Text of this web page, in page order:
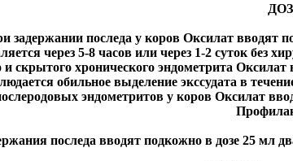
задержании последа у коров Оксилат вводят
через 5-8 часов или через 1-2 суток без
и скрытого хронического эндометрита
обильное выделение экссудата в
эндометритов у коров Оксилат
последа вводят подкожно в дозе 25 мл